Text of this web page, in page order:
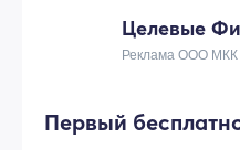
Целевые
Реклама ООО МКК
Первый